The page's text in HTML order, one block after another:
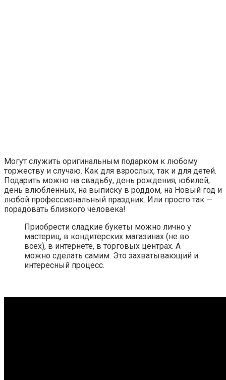
Могут служить оригинальным подарком к любому
торжеству и случаю. Как для взрослых, так и для детей.
Подарить можно на свадьбу, день рождения, юбилей,
день влюбленных, на выписку в роддом, на Новый год и
любой профессиональный праздник. Или просто так —
порадовать близкого человека!
Приобрести сладкие букеты можно лично у
мастериц, в кондитерских магазинах (не во
всех), в интернете, в торговых центрах. А
можно сделать самим. Это захватывающий и
интересный процесс.